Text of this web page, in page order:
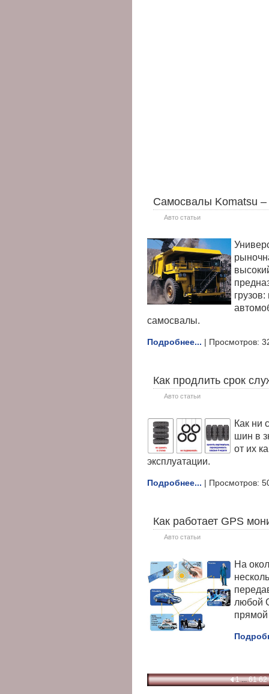
Самосвалы Komatsu –
Авто статьи
самосвалы.
Подробнее... | Просмотров:
Как продлить срок
Авто статьи
Как ни
шин в
от их
эксплуатации.
Подробнее... | Просмотров:
Как работает GPS
Авто статьи
На
любой
1 ... 61 62